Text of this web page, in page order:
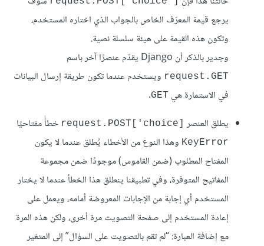
يرجع قيمة المعرّف الخاص بالجواب الذي اختاره المستخدم،
وتكون هذه القيمة على هيئة سلسلة نصية.
وجدير بالذكر أن Django يقدّم عنصرًا آخر باسم
request.GET ويستخدم عندما تكون طريقة إرسال البيانات
في الاستمارة هي GET
.
يطلق العنصر
request.POST['choice] خطأً مفتاحيًا
KeyError وهذا النوع من الأخطاء يُطلق عندما لا يكون
المفتاح المطلوب (ضمن القاموس) موجودًا ضمن مجموعة
المفاتيح المتوفرة، وفي تطبيقنا ينطلق هذا الخطأ عندما ﻻ يختار
المستخدم أي إجابة من الإجابات المعروضة أمامه، ويعمل على
إعادة المستخدم إلى صفحة التصويت مرة أخرى، ولكن هذه المرة
مع إضافة العبارة: “لم تقم بالتصويت على السؤال” إلى المتغير